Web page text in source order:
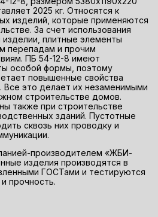
2025 кг. Относятся к
изделий, которые применяются
За счет использования
плитные элементы
перепадам и прочим
ПБ 54-12-8 имеют
особой формы, поэтому
повышенные свойства
Все это делает их незаменимыми
строительстве домов.
также при строительстве
зданий. Пустотные
сквозь них проводку и
производителем «ЖБИ-
изделия производятся в
ГОСТами и тестируются
прочность.